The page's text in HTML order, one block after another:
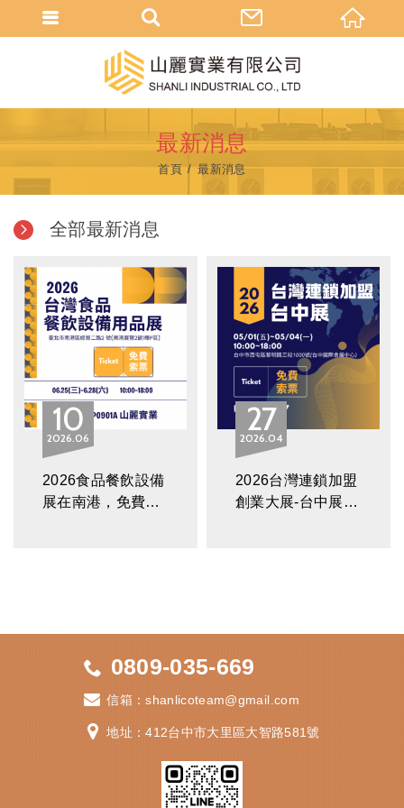
最新消息
首頁 最新消息
全部最新消息
1006
2026
2026食品餐飲設備
展在南港，免費索
2704
2026
2026台灣連鎖加盟
創業大展-台中展，
0809-035-669
信箱：shanlicoteam@gmail.com
地址：412台中市大里區大智路581號